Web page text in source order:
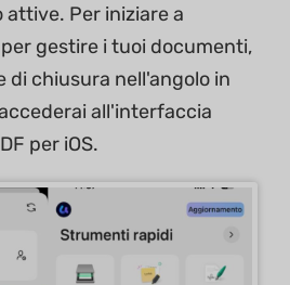
Per iniziare a
gestire i tuoi documenti,
di chiusura nell'angolo in
all'interfaccia
per iOS.